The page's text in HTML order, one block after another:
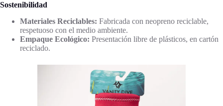
Sostenibilidad
Materiales Reciclables: Fabricada con neopreno reciclable,
respetuoso con el medio ambiente.
Empaque Ecológico: Presentación libre de plásticos, en cartón
reciclado.